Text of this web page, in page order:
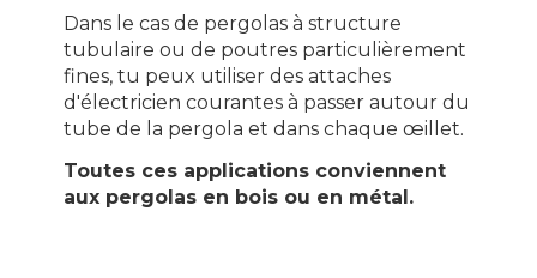
Dans le cas de pergolas à structure
tubulaire ou de poutres particulièrement
fines, tu peux utiliser des attaches
d'électricien courantes à passer autour du
tube de la pergola et dans chaque œillet.
Toutes ces applications conviennent
aux pergolas en bois ou en métal.